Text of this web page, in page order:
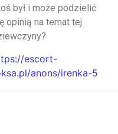
był i może podzielić
opinią na temat tej
escort-
anons/irenka-5